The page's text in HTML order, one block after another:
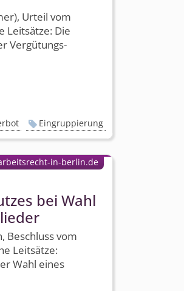
Urteil vom
Leitsätze: Die
Vergütungs­
Eingruppierung
bei Wahl
Beschluss vom
Leitsätze:
Wahl eines
in-berlin.de